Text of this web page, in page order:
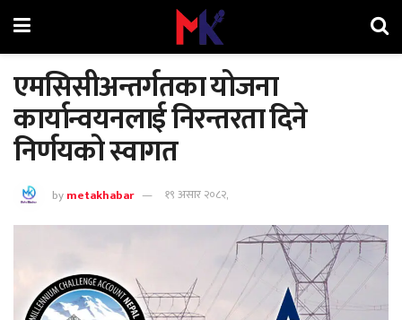
एमसिसीअन्तर्गतका योजना
कार्यान्वयनलाई निरन्तरता दिने
निर्णयको स्वागत
bymetakhabar १९ असार २०८२,